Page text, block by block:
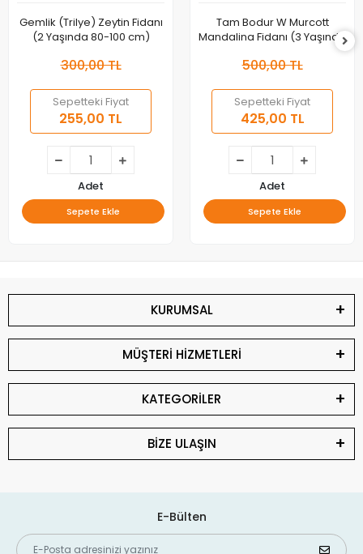
Gemlik (Trilye) Zeytin Fidanı
(2 Yaşında 80-100 cm)
300,00 TL
Sepetteki Fiyat
255,00 TL
Adet
Sepete Ekle
Tam Bodur W Murcott
Mandalina Fidanı (3 Yaşında
500,00 TL
Sepetteki Fiyat
425,00 TL
Adet
Sepete Ekle
KURUMSAL
MÜŞTERİ HİZMETLERİ
KATEGORİLER
BİZE ULAŞIN
E-Bülten